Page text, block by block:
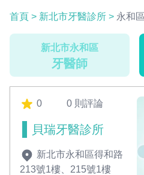
首頁 > 新北市牙醫診所 > 永和
新北市永和區
牙醫師
0 0 則評論
貝瑞牙醫診所
新北市永和區得和路
213號1樓、215號1樓